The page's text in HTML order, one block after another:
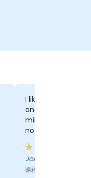
I like the support
and the topics. I
mindset thinking
nothing new that I
done. But I was
what all I have
throughout this
you.
Jorgen Ordonez
课程 - Design Patterns